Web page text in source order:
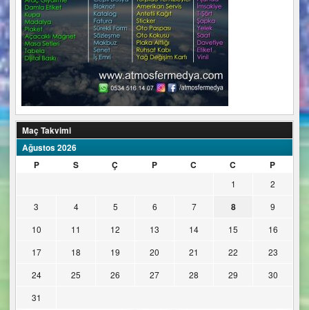
Maç Takvimi
Ağustos 2026
P
S Ç P C C P
1
2
3
4 5 6 7 8
9
10
11 12 13 14 15
16
17
18 19 20 21 22
23
24
25 26 27 28 29
30
31